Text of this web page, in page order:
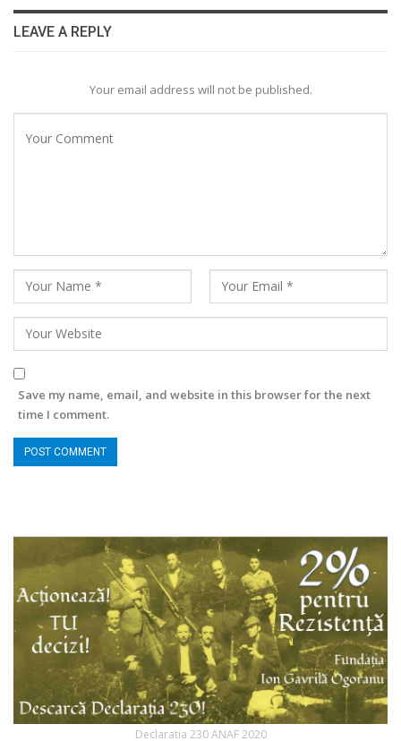
LEAVE A REPLY
Your email address will not be published.
Save my name, email, and website in this browser for the next
time I comment.
Declaratia 230 ANAF 2020